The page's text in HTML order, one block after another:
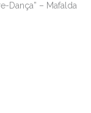
Dança” – Mafalda